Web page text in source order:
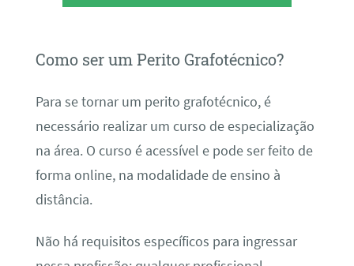
Como ser um Perito Grafotécnico?
Para se tornar um perito grafotécnico, é
necessário realizar um curso de especialização
na área. O curso é acessível e pode ser feito de
forma online, na modalidade de ensino à
distância.
Não há requisitos específicos para ingressar